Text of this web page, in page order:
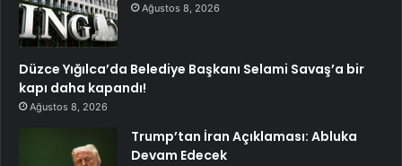
Ağustos 8, 2026
Düzce Yığılca’da Belediye Başkanı Selami Savaş’a bir
kapı daha kapandı!
Ağustos 8, 2026
Trump’tan İran Açıklaması: Abluka
Devam Edecek